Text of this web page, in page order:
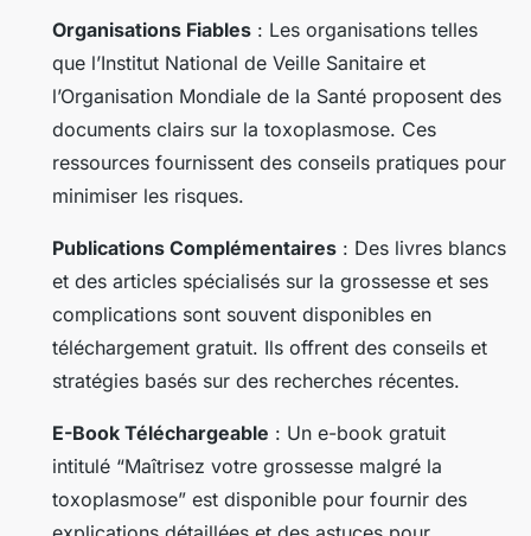
Organisations Fiables : Les organisations telles
que l’Institut National de Veille Sanitaire et
l’Organisation Mondiale de la Santé proposent des
documents clairs sur la toxoplasmose. Ces
ressources fournissent des conseils pratiques pour
minimiser les risques.
Publications Complémentaires : Des livres blancs
et des articles spécialisés sur la grossesse et ses
complications sont souvent disponibles en
téléchargement gratuit. Ils offrent des conseils et
stratégies basés sur des recherches récentes.
E-Book Téléchargeable : Un e-book gratuit
intitulé “Maîtrisez votre grossesse malgré la
toxoplasmose” est disponible pour fournir des